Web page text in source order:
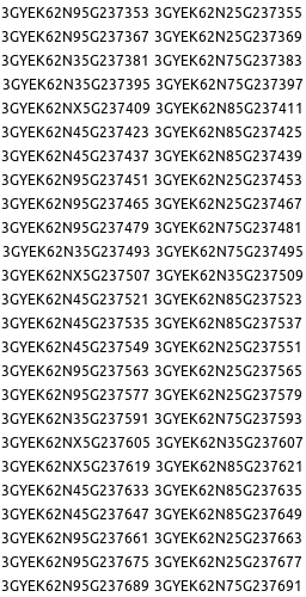
3GYEK62N95G237353 3GYEK62N25G237355
3GYEK62N95G237367 3GYEK62N25G237369
3GYEK62N35G237381 3GYEK62N75G237383
3GYEK62N35G237395 3GYEK62N75G237397
3GYEK62NX5G237409 3GYEK62N85G237411
3GYEK62N45G237423 3GYEK62N85G237425
3GYEK62N45G237437 3GYEK62N85G237439
3GYEK62N95G237451 3GYEK62N25G237453
3GYEK62N95G237465 3GYEK62N25G237467
3GYEK62N95G237479 3GYEK62N75G237481
3GYEK62N35G237493 3GYEK62N75G237495
3GYEK62NX5G237507 3GYEK62N35G237509
3GYEK62N45G237521 3GYEK62N85G237523
3GYEK62N45G237535 3GYEK62N85G237537
3GYEK62N45G237549 3GYEK62N25G237551
3GYEK62N95G237563 3GYEK62N25G237565
3GYEK62N95G237577 3GYEK62N25G237579
3GYEK62N35G237591 3GYEK62N75G237593
3GYEK62NX5G237605 3GYEK62N35G237607
3GYEK62NX5G237619 3GYEK62N85G237621
3GYEK62N45G237633 3GYEK62N85G237635
3GYEK62N45G237647 3GYEK62N85G237649
3GYEK62N95G237661 3GYEK62N25G237663
3GYEK62N95G237675 3GYEK62N25G237677
3GYEK62N95G237689 3GYEK62N75G237691